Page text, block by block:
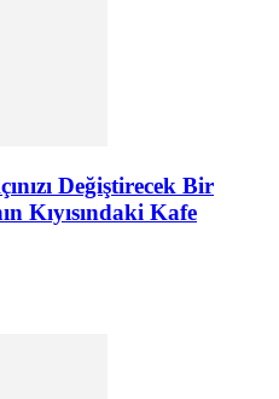
Değiştirecek Bir
Kıyısındaki Kafe